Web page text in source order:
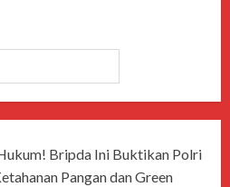
Bripda Ini Buktikan Polri
Pangan dan Green